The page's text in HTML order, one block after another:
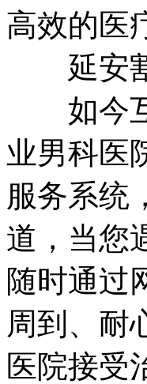
高效的医
延安割
如今互
业男科医
服务系统
道，当您
随时通过
周到、耐
医院接受